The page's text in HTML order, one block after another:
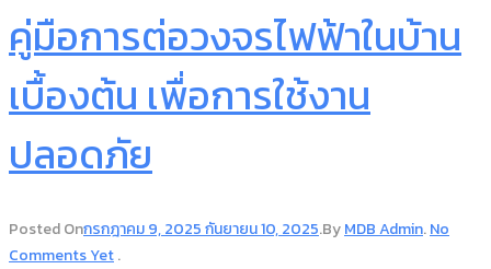
คู่มือการต่อวงจรไฟฟ้าในบ้าน
เบื้องต้น เพื่อการใช้งาน
ปลอดภัย
Posted Onกรกฎาคม 9, 2025กันยายน 10, 2025.ByMDB Admin.No
Comments Yet.